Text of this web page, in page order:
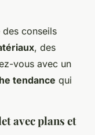
conseils
, des
vous avec un
tendance qui
avec plans et